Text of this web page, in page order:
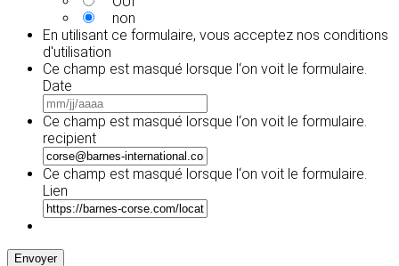
non
En utilisant ce formulaire, vous acceptez nos conditions
d'utilisation
Ce champ est masqué lorsque l‘on voit le formulaire.
Date
slash
slash
AAAA
Ce champ est masqué lorsque l‘on voit le formulaire.
recipient
Ce champ est masqué lorsque l‘on voit le formulaire.
Lien
Envoyer